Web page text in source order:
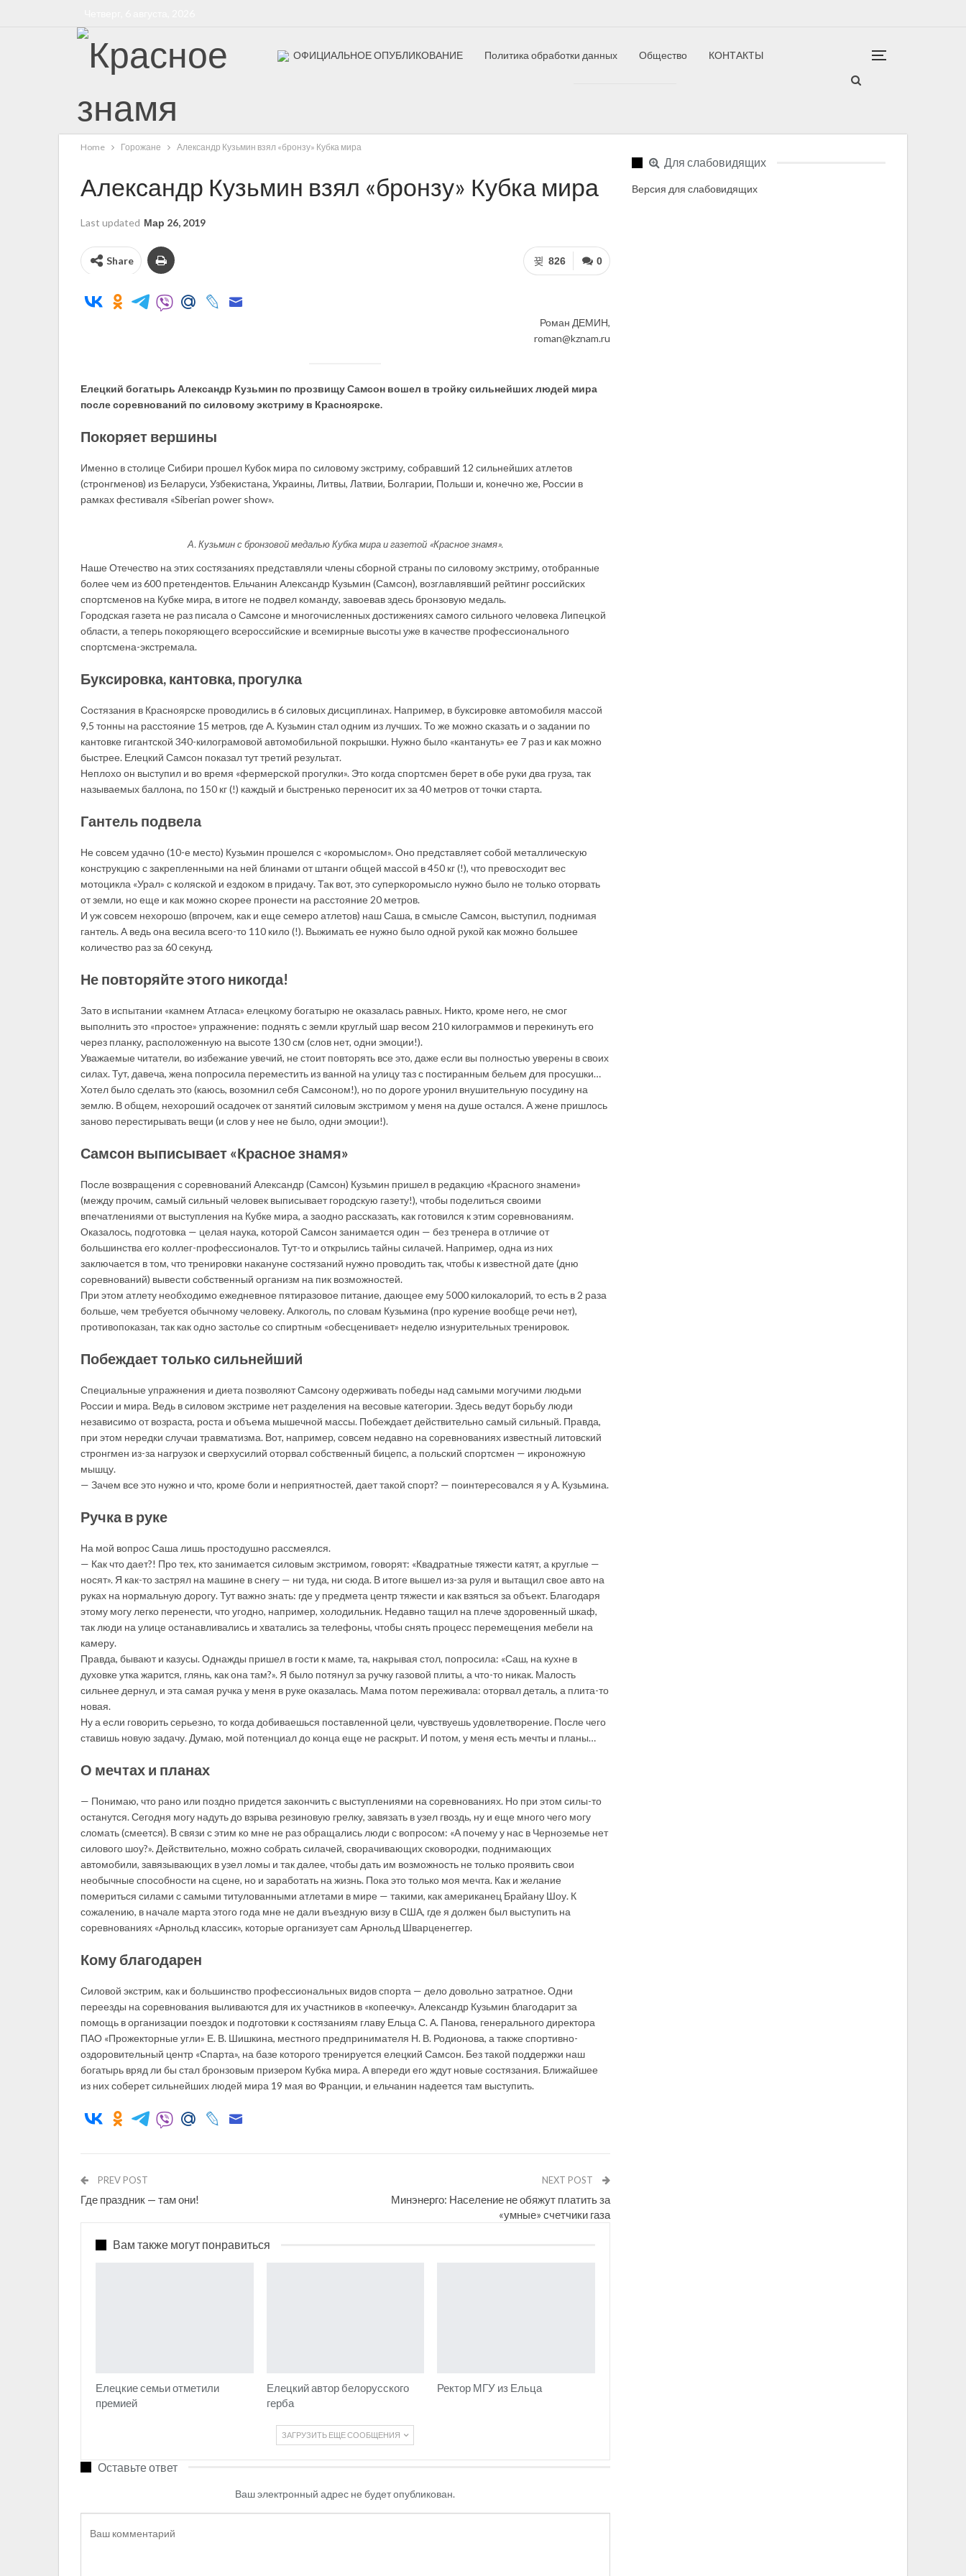
ОФИЦИАЛЬНОЕ ОПУБЛИКОВАНИЕ Политика обработки данных Общество КОНТАКТЫ
Home Горожане Александр Кузьмин взял «бронзу» Кубка мира
Александр Кузьмин взял «бронзу» Кубка мира
Last updated Мар 26, 2019
0
826
Share
Роман ДЕМИН,
roman@kznam.ru
Елецкий богатырь Александр Кузьмин по прозвищу Самсон вошел в тройку сильнейших людей мира
после соревнований по силовому экстриму в Красноярске.
Покоряет вершины
Именно в столице Сибири прошел Кубок мира по силовому экстриму, собравший 12 сильнейших атлетов
(стронгменов) из Беларуси, Узбекистана, Украины, Литвы, Латвии, Болгарии, Польши и, конечно же, России в
рамках фестиваля «Siberian power show».
А. Кузьмин с бронзовой медалью Кубка мира и газетой «Красное знамя».
Наше Отечество на этих состязаниях представляли члены сборной страны по силовому экстриму, отобранные
более чем из 600 претендентов. Ельчанин Александр Кузьмин (Самсон), возглавлявший рейтинг российских
спортсменов на Кубке мира, в итоге не подвел команду, завоевав здесь бронзовую медаль.
Городская газета не раз писала о Самсоне и многочисленных достижениях самого сильного человека Липецкой
области, а теперь покоряющего всероссийские и всемирные высоты уже в качестве профессионального
спортсмена-экстремала.
Буксировка, кантовка, прогулка
Состязания в Красноярске проводились в 6 силовых дисциплинах. Например, в буксировке автомобиля массой
9,5 тонны на расстояние 15 метров, где А. Кузьмин стал одним из лучших. То же можно сказать и о задании по
кантовке гигантской 340-килограмовой автомобильной покрышки. Нужно было «кантануть» ее 7 раз и как можно
быстрее. Елецкий Самсон показал тут третий результат.
Неплохо он выступил и во время «фермерской прогулки». Это когда спортсмен берет в обе руки два груза, так
называемых баллона, по 150 кг (!) каждый и быстренько переносит их за 40 метров от точки старта.
Гантель подвела
Не совсем удачно (10-е место) Кузьмин прошелся с «коромыслом». Оно представляет собой металлическую
конструкцию с закрепленными на ней блинами от штанги общей массой в 450 кг (!), что превосходит вес
мотоцикла «Урал» с коляской и ездоком в придачу. Так вот, это суперкоромысло нужно было не только оторвать
от земли, но еще и как можно скорее пронести на расстояние 20 метров.
И уж совсем нехорошо (впрочем, как и еще семеро атлетов) наш Саша, в смысле Самсон, выступил, поднимая
гантель. А ведь она весила всего-то 110 кило (!). Выжимать ее нужно было одной рукой как можно большее
количество раз за 60 секунд.
Не повторяйте этого никогда!
Зато в испытании «камнем Атласа» елецкому богатырю не оказалась равных. Никто, кроме него, не смог
выполнить это «простое» упражнение: поднять с земли круг­лый шар весом 210 килограммов и перекинуть его
через планку, расположенную на высоте 130 см (слов нет, одни эмоции!).
Уважаемые читатели, во избежание увечий, не стоит повторять все это, даже если вы полностью уверены в своих
силах. Тут, давеча, жена попросила переместить из ванной на улицу таз с постиранным бельем для просушки…
Хотел было сделать это (каюсь, возомнил себя Самсоном!), но по дороге уронил внушительную посудину на
землю. В общем, нехороший осадочек от занятий силовым экстримом у меня на душе остался. А жене пришлось
заново перестирывать вещи (и слов у нее не было, одни эмоции!).
Самсон выписывает «Красное знамя»
После возвращения с соревнований Александр (Самсон) Кузьмин пришел в редакцию «Красного знамени»
(между прочим, самый сильный человек выписывает городскую газету!), чтобы поделиться своими
впечатлениями от выступления на Кубке мира, а заодно рассказать, как готовился к этим соревнованиям.
Оказалось, подготовка — целая наука, которой Самсон занимается один — без тренера в отличие от
большинства его коллег-профессионалов. Тут-то и открылись тайны силачей. Например, одна из них
заключается в том, что тренировки накануне состязаний нужно проводить так, чтобы к известной дате (дню
соревнований) вывести собственный организм на пик возможностей.
При этом атлету необходимо ежедневное пятиразовое питание, дающее ему 5000 килокалорий, то есть в 2 раза
больше, чем требуется обычному человеку. Алкоголь, по словам Кузьмина (про курение вообще речи нет),
противопоказан, так как одно застолье со спиртным «обесценивает» неделю изнурительных тренировок.
Побеждает только сильнейший
Специальные упражнения и диета позволяют Самсону одерживать победы над самыми могучими людьми
России и мира. Ведь в силовом экстриме нет разделения на весовые категории. Здесь ведут борьбу люди
независимо от возраста, роста и объема мышечной массы. Побеждает действительно самый сильный. Правда,
при этом нередки случаи травматизма. Вот, например, совсем недавно на соревнованиях известный литовский
стронгмен из-за нагрузок и сверхусилий оторвал собственный бицепс, а польский спортсмен — икроножную
мышцу.
— Зачем все это нужно и что, кроме боли и неприятностей, дает такой спорт? — поинтересовался я у А. Кузьмина.
Ручка в руке
На мой вопрос Саша лишь простодушно рассмеялся.
— Как что дает?! Про тех, кто занимается силовым экстримом, говорят: «Квадратные тяжести катят, а круглые —
носят». Я как-то застрял на машине в снегу — ни туда, ни сюда. В итоге вышел из-за руля и вытащил свое авто на
руках на нормальную дорогу. Тут важно знать: где у предмета центр тяжести и как взяться за объект. Благодаря
этому могу легко перенести, что угодно, например, холодильник. Недавно тащил на плече здоровенный шкаф,
так люди на улице останавливались и хватались за телефоны, чтобы снять процесс перемещения мебели на
камеру.
Правда, бывают и казусы. Однажды пришел в гости к маме, та, накрывая стол, попросила: «Саш, на кухне в
духовке утка жарится, глянь, как она там?». Я было потянул за ручку газовой плиты, а что-то никак. Малость
сильнее дернул, и эта самая ручка у меня в руке оказалась. Мама потом переживала: оторвал деталь, а плита-то
новая.
Ну а если говорить серьезно, то когда добиваешься поставленной цели, чувствуешь удовлетворение. После чего
ставишь новую задачу. Думаю, мой потенциал до конца еще не раскрыт. И потом, у меня есть мечты и планы…
О мечтах и планах
— Понимаю, что рано или поздно придется закончить с выступлениями на соревнованиях. Но при этом силы-то
останутся. Сегодня могу надуть до взрыва резиновую грелку, завязать в узел гвоздь, ну и еще много чего могу
сломать (смеется). В связи с этим ко мне не раз обращались люди с вопросом: «А почему у нас в Черноземье нет
силового шоу?». Действительно, можно собрать силачей, сворачивающих сковородки, поднимающих
автомобили, завязывающих в узел ломы и так далее, чтобы дать им возможность не только проявить свои
необычные способности на сцене, но и заработать на жизнь. Пока это только моя мечта. Как и желание
помериться силами с самыми титулованными атлетами в мире — такими, как американец Брайану Шоу. К
сожалению, в начале марта этого года мне не дали въездную визу в США, где я должен был выступить на
соревнованиях «Арнольд классик», которые организует сам Арнольд Шварценеггер.
Кому благодарен
Силовой экстрим, как и большинство профессиональных видов спорта — дело довольно затратное. Одни
переезды на соревнования выливаются для их участников в «копеечку». Александр Кузьмин благодарит за
помощь в организации поездок и подготовки к состязаниям главу Ельца С. А. Панова, генерального директора
ПАО «Прожекторные угли» Е. В. Шишкина, местного предпринимателя Н. В. Родионова, а также спортивно-
оздоровительный центр «Спарта», на базе которого тренируется елецкий Самсон. Без такой поддержки наш
богатырь вряд ли бы стал бронзовым призером Кубка мира. А впереди его ждут новые состязания. Ближайшее
из них соберет сильнейших людей мира 19 мая во Франции, и ельчанин надеется там выступить.
PREV POST
Где праздник — там они!
NEXT POST
Минэнерго: Население не обяжут платить за
«умные» счетчики газа
Вам также могут понравиться
Елецкие семьи отметили
премией
Елецкий автор белорусского
герба
Ректор МГУ из Ельца
ЗАГРУЗИТЬ ЕЩЕ СООБЩЕНИЯ
Оставьте ответ
Ваш электронный адрес не будет опубликован.
Для слабовидящих
Версия для слабовидящих